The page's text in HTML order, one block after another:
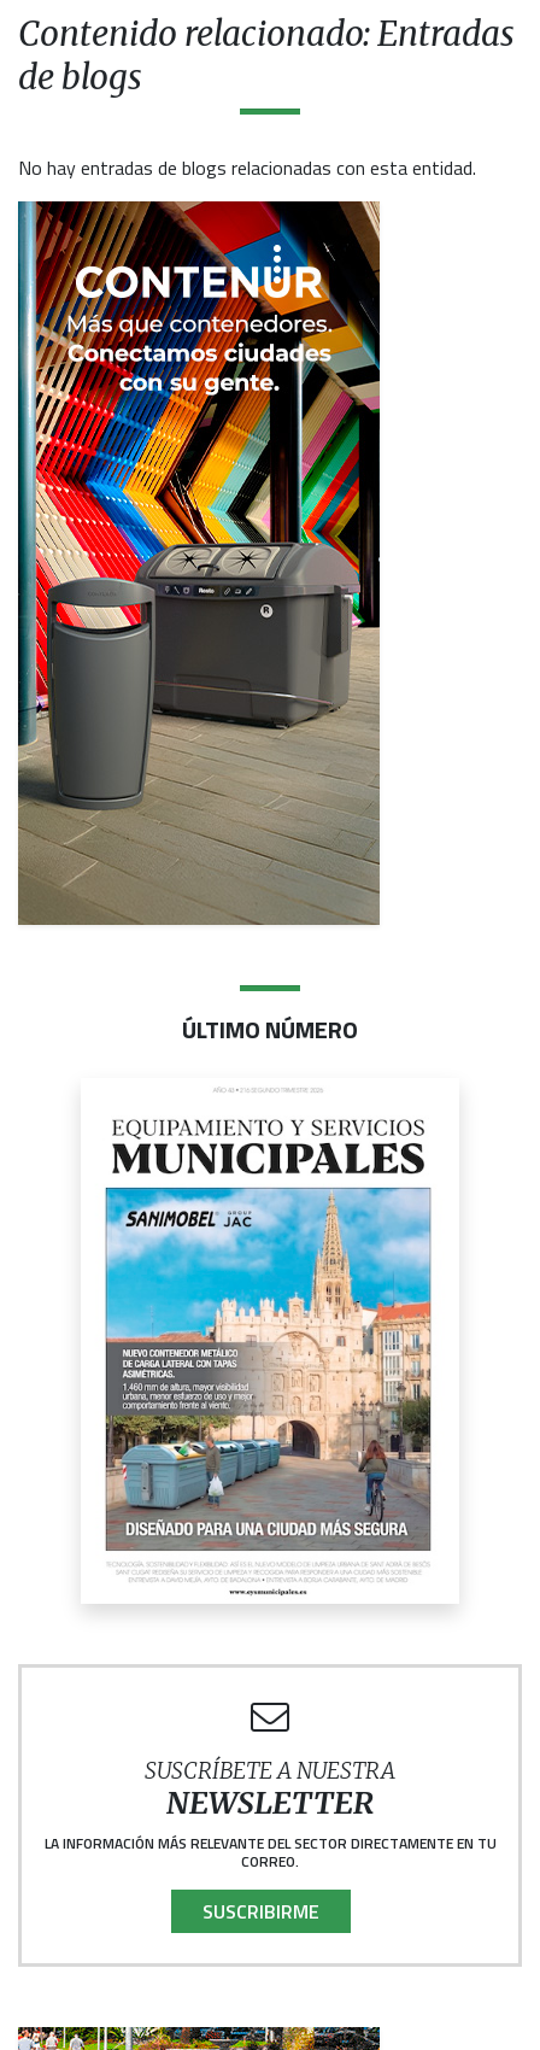
Contenido relacionado: Entradas
de blogs
No hay entradas de blogs relacionadas con esta entidad.
ÚLTIMO NÚMERO
SUSCRÍBETE A NUESTRA
NEWSLETTER
LA INFORMACIÓN MÁS RELEVANTE DEL SECTOR DIRECTAMENTE EN TU
CORREO.
SUSCRIBIRME